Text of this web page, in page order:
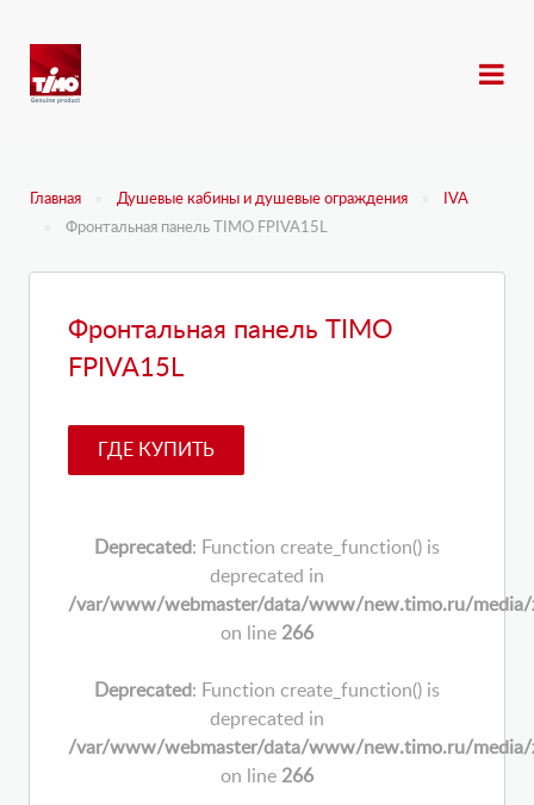
Главная Душевые кабины и душевые ограждения
IVA
Фронтальная панель TIMO FPIVA15L
Фронтальная панель TIMO
FPIVA15L
ГДЕ КУПИТЬ
Deprecated: Function create_function() is
deprecated in
/var/www/webmaster/data/www/new.timo.ru/media/
on line 266
Deprecated: Function create_function() is
deprecated in
/var/www/webmaster/data/www/new.timo.ru/media/
on line 266